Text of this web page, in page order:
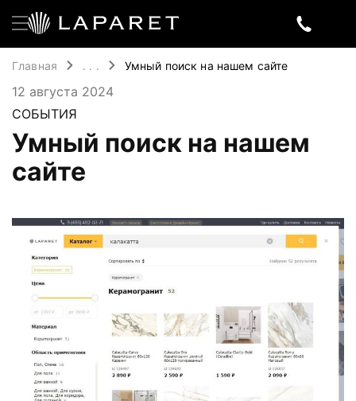
Главная . . . Умный поиск на нашем сайте
12 августа 2024
СОБЫТИЯ
Умный поиск на нашем
сайте